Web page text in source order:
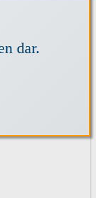
dar.